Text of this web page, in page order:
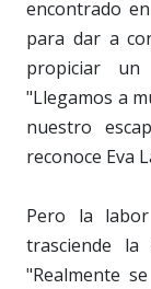
encontrado
para dar a
propiciar un
"Llegamos a
nuestro
reconoce Eva
Pero la
trasciende la
"Realmente